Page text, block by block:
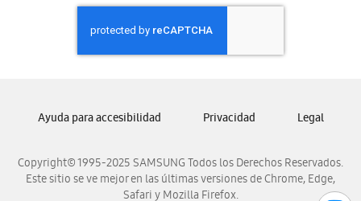
Samsung Honduras
Samsung Nicaragua
Samsung Panamá
Samsung Venezuela
Copyright© 1995-2025 SAMSUNG Todos los Derechos Reservados.
Este sitio se ve mejor en las últimas versiones de Chrome, Edge,
Safari y Mozilla Firefox.
Ayuda para accesibilidad Privacidad Legal